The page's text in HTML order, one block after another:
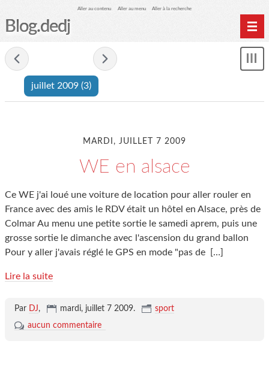
Aller au contenu Aller au menu Aller à la recherche
Blog.dedj
juillet 2009 (3)
MARDI, JUILLET 7 2009
WE en alsace
Ce WE j'ai loué une voiture de location pour aller rouler en
France avec des amis le RDV était un hôtel en Alsace, près de
Colmar Au menu une petite sortie le samedi aprem, puis une
grosse sortie le dimanche avec l'ascension du grand ballon
Pour y aller j'avais réglé le GPS en mode "pas de
[…]
Lire la suite
Par DJ, mardi, juillet 7 2009.
sport
aucun commentaire